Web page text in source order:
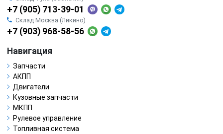
+7 (905) 713-39-01
Склад Москва (Ликино)
+7 (903) 968-58-56
Навигация
Запчасти
АКПП
Двигатели
Кузовные запчасти
МКПП
Рулевое управление
Топливная система